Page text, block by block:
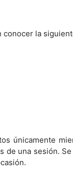
conocer la
únicamente
de una sesión.